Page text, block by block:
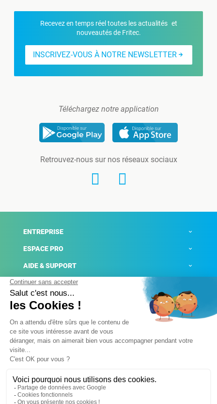
Recevez en temps réel toutes les actualités et
nouveautés de Fritec.
INSCRIVEZ-VOUS À NOTRE NEWSLETTER
Téléchargez notre application
Retrouvez-nous sur nos réseaux sociaux
ENTREPRISE
ESPACE PRO
AIDE & SUPPORT
ACTUALITÉS
Mentions légales
Conditions générales de ventes